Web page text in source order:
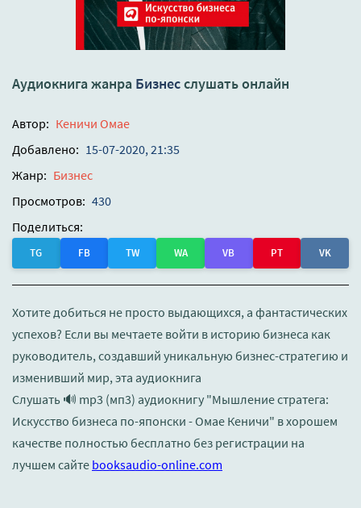
Аудиокнига жанра Бизнесслушать онлайн
Автор: Кеничи Омае
Добавлено: 15-07-2020, 21:35
Жанр: Бизнес
Просмотров: 430
Поделиться:
TG FB TW WA VB PT VK
Хотите добиться не просто выдающихся, а фантастических
успехов? Если вы мечтаете войти в историю бизнеса как
руководитель, создавший уникальную бизнес-стратегию и
изменивший мир, эта аудиокнига
Слушать 🔊 mp3 (мп3) аудиокнигу "Мышление стратега:
Искусство бизнеса по-японски - Омае Кеничи" в хорошем
качестве полностью бесплатно без регистрации на
лучшем сайте booksaudio-online.com